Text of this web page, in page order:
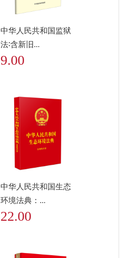
中华人民共和国监狱
法∶含新旧...
9.00
中华人民共和国生态
环境法典：...
22.00